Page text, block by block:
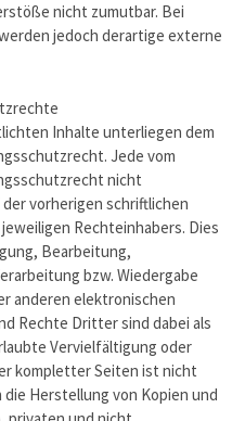
nicht zumutbar. Bei
jedoch derartige externe
Inhalte unterliegen dem
Jede vom
nicht
vorherigen schriftlichen
Rechteinhabers. Dies
Bearbeitung,
bzw. Wiedergabe
anderen elektronischen
Rechte Dritter sind dabei als
Vervielfältigung oder
kompletter Seiten ist nicht
Herstellung von Kopien und